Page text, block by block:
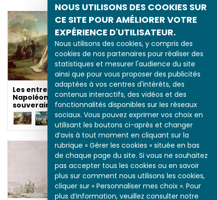
NOUS UTILISONS DES COOKIES SUR
CE SITE POUR AMÉLIORER VOTRE
EXPÉRIENCE D'UTILISATEUR.
Nous utilisons des cookies, y compris des
cookies de nos partenaires pour réaliser des
statistiques et mesurer l'audience du site
ainsi que pour vous proposer des publicités
adaptées à vos centres d'intérêts, des
contenus interactifs, des vidéos et des
fonctionnalités disponibles sur les réseaux
sociaux. Vous pouvez exprimer vos choix en
utilisant les boutons ci-après et changer
d’avis à tout moment en cliquant sur la
rubrique « Gérer les cookies » située en bas
de chaque page du site. Si vous ne souhaitez
pas accepter tous les cookies ou en savoir
plus sur comment nous utilisons les cookies,
cliquer sur « Personnaliser mes choix ». Pour
plus d’information, veuillez consulter notre
Les entrevues de
Napoléon avec les
souverains européens
Les entrevues de
Napoléon avec les
souverains européens